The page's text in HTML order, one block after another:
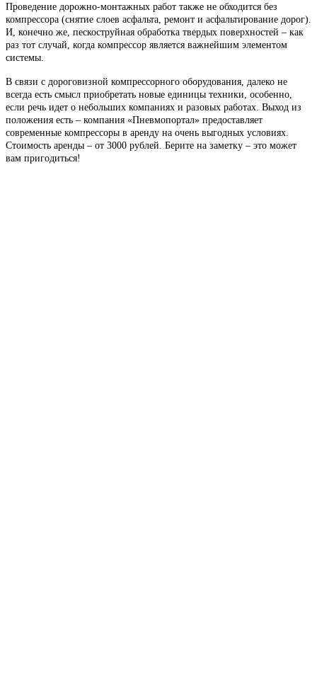
Проведение дорожно-монтажных работ также не обходится без
компрессора (снятие слоев асфальта, ремонт и асфальтирование дорог).
И, конечно же, пескоструйная обработка твердых поверхностей – как
раз тот случай, когда компрессор является важнейшим элементом
системы.
В связи с дороговизной компрессорного оборудования, далеко не
всегда есть смысл приобретать новые единицы техники, особенно,
если речь идет о небольших компаниях и разовых работах. Выход из
положения есть – компания «Пневмопортал» предоставляет
современные компрессоры в аренду на очень выгодных условиях.
Стоимость аренды – от 3000 рублей. Берите на заметку – это может
вам пригодиться!